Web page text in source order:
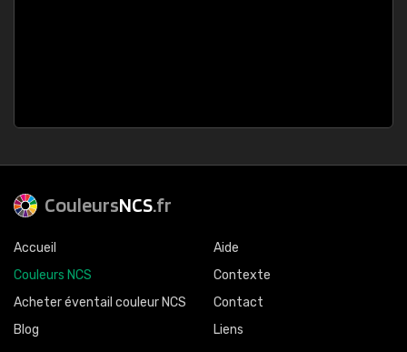
CouleursNCS.fr
Accueil
Couleurs NCS
Acheter éventail couleur NCS
Blog
Aide
Contexte
Contact
Liens